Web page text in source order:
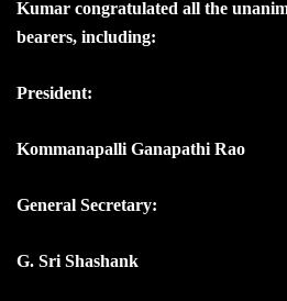
Kumar congratulated all the
bearers, including:
President:
Kommanapalli Ganapathi Rao
General Secretary:
G. Sri Shashank